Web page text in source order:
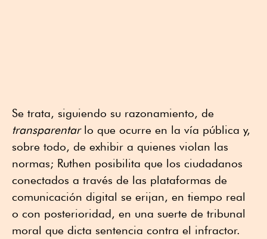
Se trata, siguiendo su razonamiento, de
transparentarlo que ocurre en la vía pública y,
sobre todo, de exhibir a quienes violan las
normas; Ruthen posibilita que los ciudadanos
conectados a través de las plataformas de
comunicación digital se erijan, en tiempo real
o con posterioridad, en una suerte de tribunal
moral que dicta sentencia contra el infractor.